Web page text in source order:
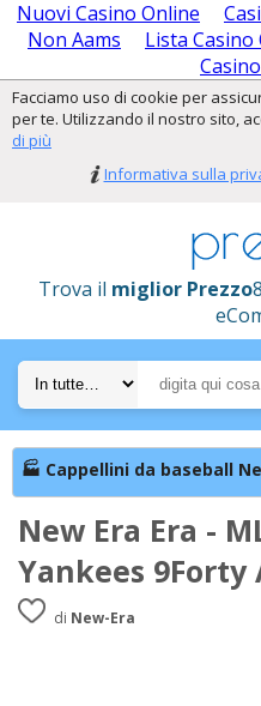
Nuovi Casino Online
Non Aams
Lista
Facciamo uso di cookie per
per te. Utilizzando il nostro sito,
di più
Informativa sulla
Trova il miglior Prezzo
🏭 Cappellini da baseball
New Era Era -
Yankees
Baseball beretto
di New-Era